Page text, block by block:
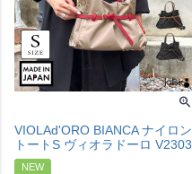
VIOLAd'ORO BIANCA ナイロン
トートS ヴィオラドーロ V2303
NEW